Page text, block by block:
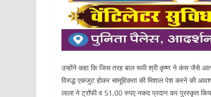
उन्होंने कहा कि जिस तरह बाल रूपी श्री कृष्ण ने कंस जैसे
विरुद्ध एकजुट होकर सामूहिकता की मिशाल पेश करने की
लाला ने ट्रॉफी व 51,00 रुपए नकद प्रदान कर पुरस्कृत